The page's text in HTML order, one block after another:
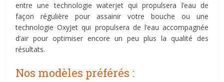
entre une technologie waterjet qui propulsera l’eau de
façon régulière pour assainir votre bouche ou une
technologie OxyJet qui propulsera de l’eau accompagnée
d’air pour optimiser encore un peu plus la qualité des
résultats.
Nos modèles préférés :